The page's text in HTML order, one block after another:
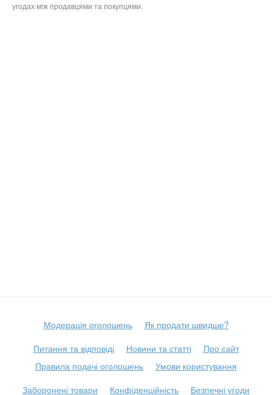
угодах між продавцями та покупцями.
Модерація оголошень
Як продати швидше?
Питання та відповіді
Новини та статті
Про сайт
Правила подачі оголошень
Умови користування
Заборонені товари
Конфіденційність Безпечні угоди